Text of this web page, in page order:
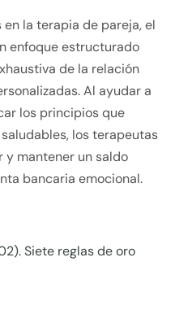
la terapia de pareja, el
enfoque estructurado
de la relación
Al ayudar a
los principios que
los terapeutas
y mantener un saldo
bancaria emocional.
Siete reglas de oro